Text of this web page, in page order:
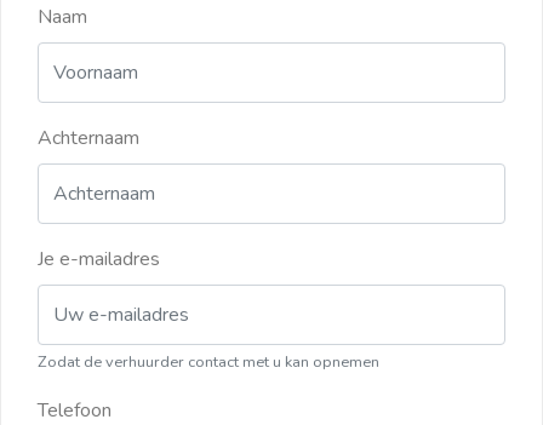
Naam
Achternaam
Je e-mailadres
Zodat de verhuurder contact met u kan opnemen
Telefoon